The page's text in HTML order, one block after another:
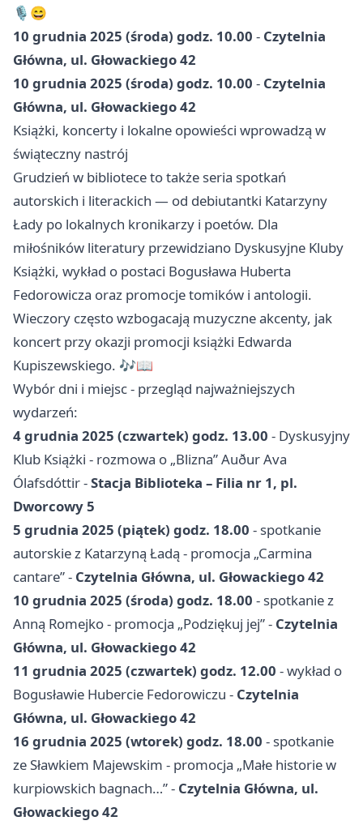
🎙️😄
10 grudnia 2025 (środa) godz. 10.00 - Czytelnia
Główna, ul. Głowackiego 42
10 grudnia 2025 (środa) godz. 10.00 - Czytelnia
Główna, ul. Głowackiego 42
Książki, koncerty i lokalne opowieści wprowadzą w
świąteczny nastrój
Grudzień w bibliotece to także seria spotkań
autorskich i literackich — od debiutantki Katarzyny
Łady po lokalnych kronikarzy i poetów. Dla
miłośników literatury przewidziano Dyskusyjne Kluby
Książki, wykład o postaci Bogusława Huberta
Fedorowicza oraz promocje tomików i antologii.
Wieczory często wzbogacają muzyczne akcenty, jak
koncert przy okazji promocji książki Edwarda
Kupiszewskiego. 🎶📖
Wybór dni i miejsc - przegląd najważniejszych
wydarzeń:
4 grudnia 2025 (czwartek) godz. 13.00 - Dyskusyjny
Klub Książki - rozmowa o „Blizna” Auður Ava
Ólafsdóttir -Stacja Biblioteka – Filia nr 1, pl.
Dworcowy 5
5 grudnia 2025 (piątek) godz. 18.00 - spotkanie
autorskie z Katarzyną Ładą - promocja „Carmina
cantare” - Czytelnia Główna, ul. Głowackiego 42
10 grudnia 2025 (środa) godz. 18.00 - spotkanie z
Anną Romejko - promocja „Podziękuj jej” - Czytelnia
Główna, ul. Głowackiego 42
11 grudnia 2025 (czwartek) godz. 12.00 - wykład o
Bogusławie Hubercie Fedorowiczu - Czytelnia
Główna, ul. Głowackiego 42
16 grudnia 2025 (wtorek) godz. 18.00 - spotkanie
ze Sławkiem Majewskim - promocja „Małe historie w
kurpiowskich bagnach…” - Czytelnia Główna, ul.
Głowackiego 42